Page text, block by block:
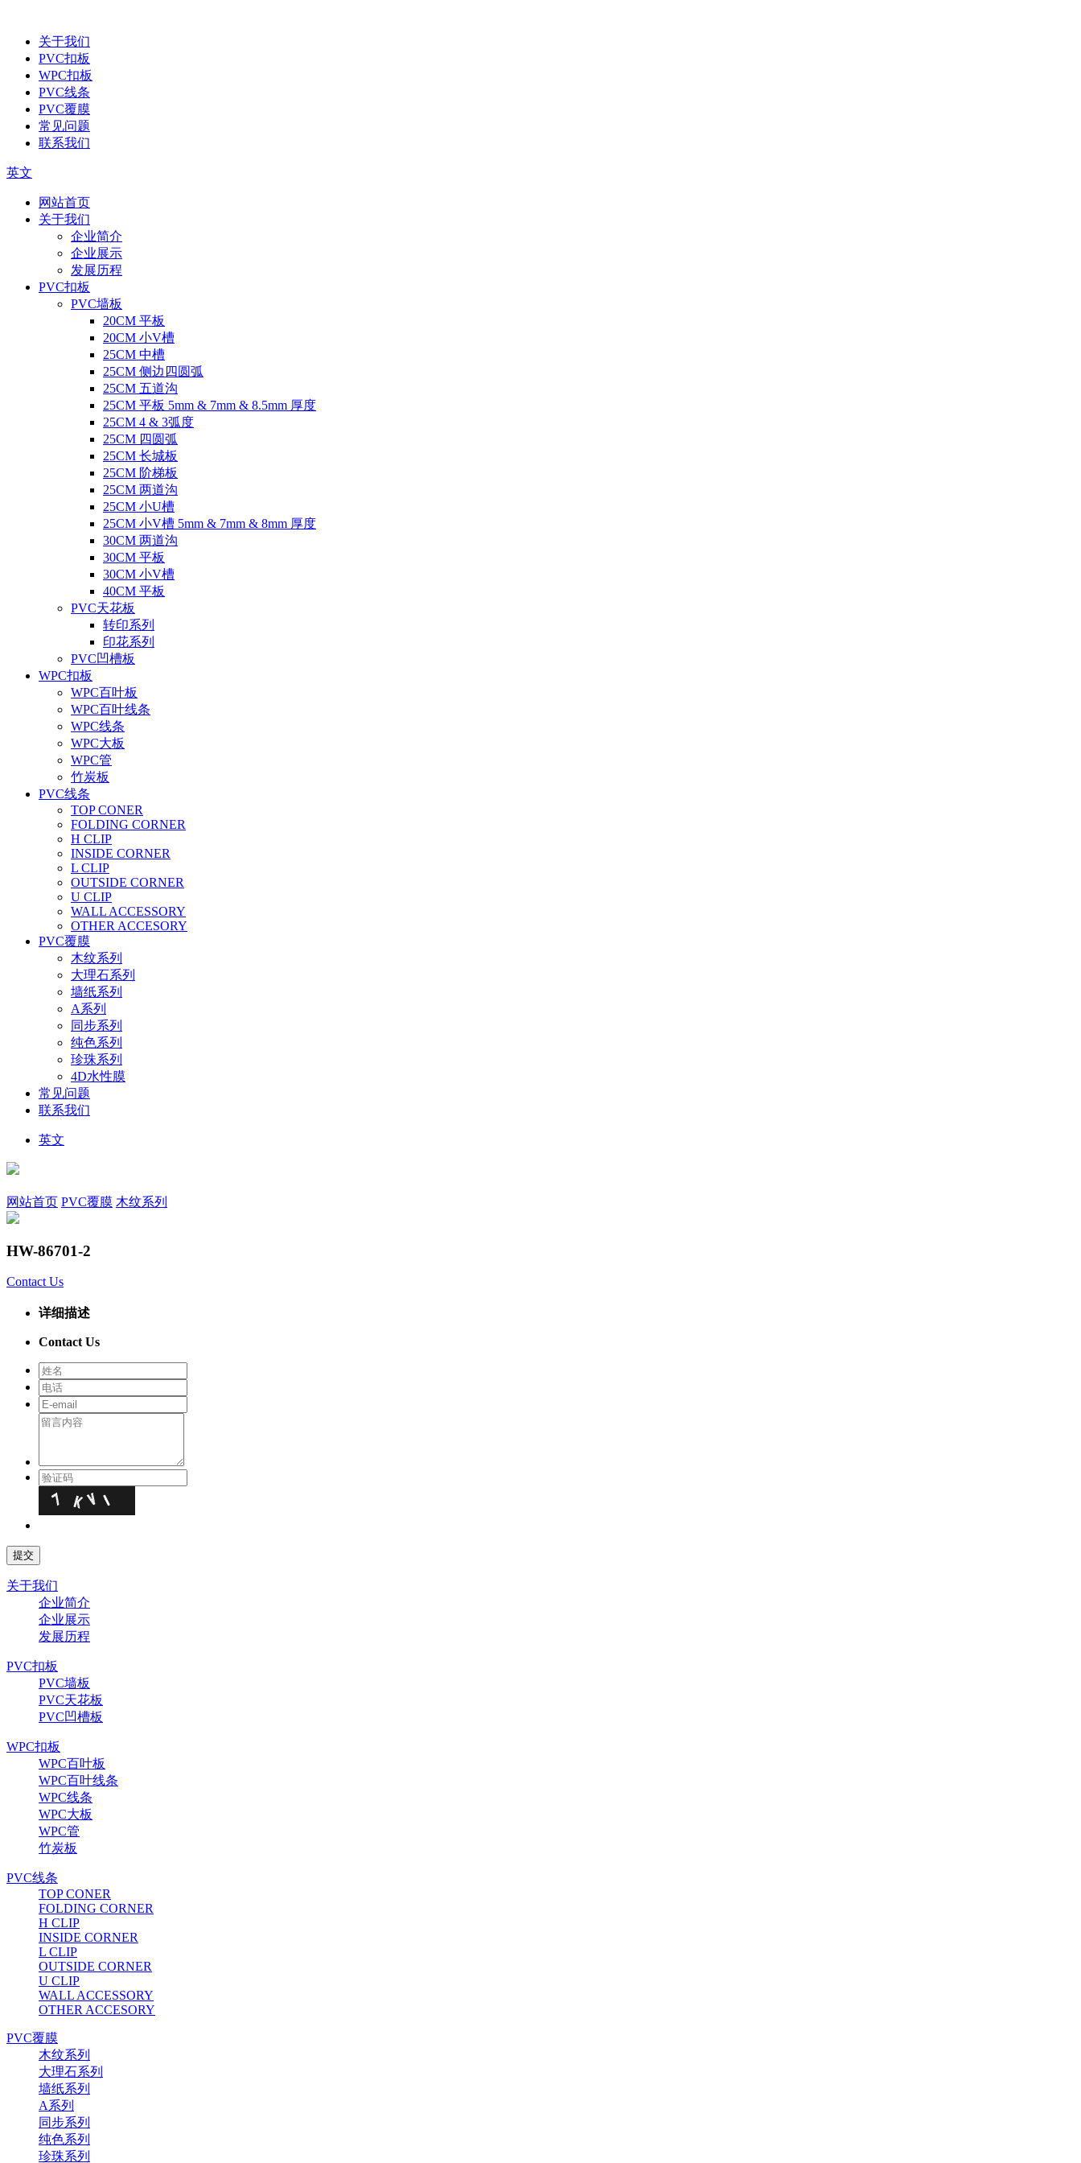
关于我们
PVC扣板
WPC扣板
PVC线条
PVC覆膜
常见问题
联系我们
英文
网站首页
关于我们
企业简介
企业展示
发展历程
PVC扣板
PVC墙板
20CM 平板
20CM 小V槽
25CM 中槽
25CM 侧边四圆弧
25CM 五道沟
25CM 平板 5mm & 7mm & 8.5mm 厚度
25CM 4 & 3弧度
25CM 四圆弧
25CM 长城板
25CM 阶梯板
25CM 两道沟
25CM 小U槽
25CM 小V槽 5mm & 7mm & 8mm 厚度
30CM 两道沟
30CM 平板
30CM 小V槽
40CM 平板
PVC天花板
转印系列
印花系列
PVC凹槽板
WPC扣板
WPC百叶板
WPC百叶线条
WPC线条
WPC大板
WPC管
竹炭板
PVC线条
TOP CONER
FOLDING CORNER
H CLIP
INSIDE CORNER
L CLIP
OUTSIDE CORNER
U CLIP
WALL ACCESSORY
OTHER ACCESORY
PVC覆膜
木纹系列
大理石系列
墙纸系列
A系列
同步系列
纯色系列
珍珠系列
4D水性膜
常见问题
联系我们
英文
网站首页 PVC覆膜 木纹系列
HW-86701-2
Contact Us
详细描述
Contact Us
关于我们
企业简介
企业展示
发展历程
PVC扣板
PVC墙板
PVC天花板
PVC凹槽板
WPC扣板
WPC百叶板
WPC百叶线条
WPC线条
WPC大板
WPC管
竹炭板
PVC线条
TOP CONER
FOLDING CORNER
H CLIP
INSIDE CORNER
L CLIP
OUTSIDE CORNER
U CLIP
WALL ACCESSORY
OTHER ACCESORY
PVC覆膜
木纹系列
大理石系列
墙纸系列
A系列
同步系列
纯色系列
珍珠系列